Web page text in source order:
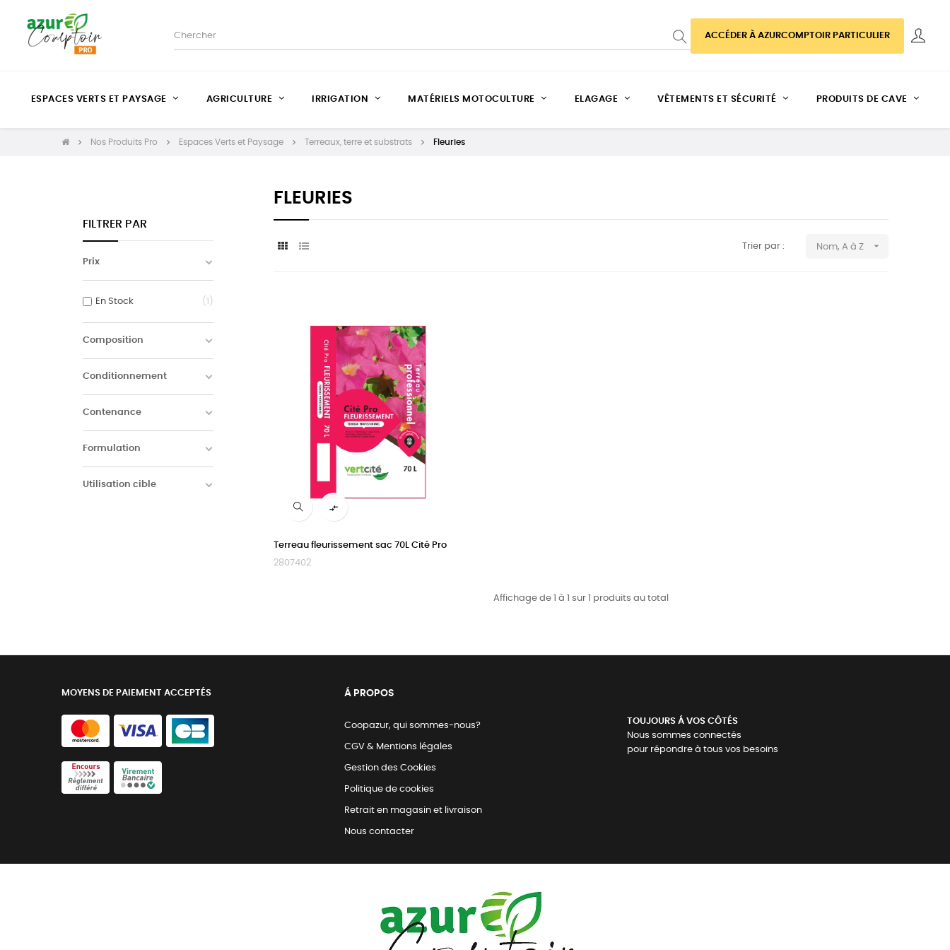
ACCÉDER À AZURCOMPTOIR PARTICULIER
ESPACES VERTS ET PAYSAGE AGRICULTURE IRRIGATION MATÉRIELS MOTOCULTURE ELAGAGE VÊTEMENTS ET SÉCURITÉ PRODUITS DE CAVE
Nos Produits Pro Espaces Verts et Paysage Terreaux, terre et substrats Fleuries
FILTRER PAR
Prix
En Stock 1
Composition
Conditionnement
Contenance
Formulation
Utilisation cible
FLEURIES
Trier par : Nom, A à Z 

Terreau fleurissement sac 70L Cité Pro
2807402
Affichage de 1 à 1 sur 1 produits au total
MOYENS DE PAIEMENT ACCEPTÉS Á PROPOS
Coopazur, qui sommes-nous?
CGV & Mentions légales
Gestion des Cookies
Politique de cookies
Retrait en magasin et livraison
Nous contacter
TOUJOURS Á VOS CÔTÉS
Nous sommes connectés
pour répondre à tous vos besoins